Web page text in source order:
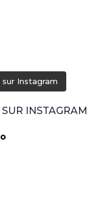
sur Instagram
INSTAGRAM